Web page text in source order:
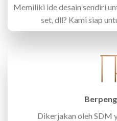
Memiliki ide desain sendiri
set, dll? Kami siap
Dikerjakan oleh SDM